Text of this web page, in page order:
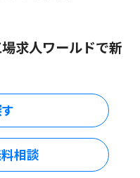
求人ワールドで新
相談